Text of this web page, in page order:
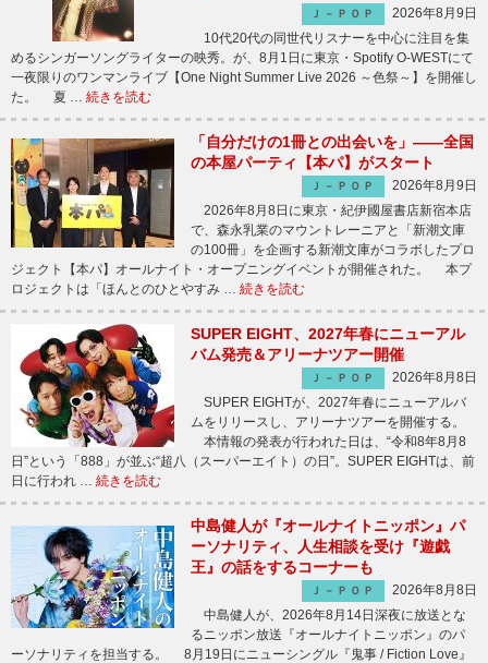
Ｊ－ＰＯＰ
2026年8月9日
10代20代の同世代リスナーを中心に注目を集
めるシンガーソングライターの映秀。が、8月1日に東京・Spotify O-WESTにて
一夜限りのワンマンライブ【One Night Summer Live 2026 ～色祭～】を開催し
た。 夏 … 続きを読む
「自分だけの1冊との出会いを」――全国
の本屋パーティ【本パ】がスタート
Ｊ－ＰＯＰ
2026年8月9日
2026年8月8日に東京・紀伊國屋書店新宿本店
で、森永乳業のマウントレーニアと「新潮文庫
の100冊」を企画する新潮文庫がコラボしたプロ
ジェクト【本パ】オールナイト・オープニングイベントが開催された。 本プ
ロジェクトは「ほんとのひとやすみ … 続きを読む
SUPER EIGHT、2027年春にニューアル
バム発売＆アリーナツアー開催
Ｊ－ＰＯＰ
2026年8月8日
SUPER EIGHTが、2027年春にニューアルバ
ムをリリースし、アリーナツアーを開催する。
本情報の発表が行われた日は、“令和8年8月8
日”という「888」が並ぶ“超八（スーパーエイト）の日”。SUPER EIGHTは、前
日に行われ … 続きを読む
中島健人が『オールナイトニッポン』パ
ーソナリティ、人生相談を受け『遊戯
王』の話をするコーナーも
Ｊ－ＰＯＰ
2026年8月8日
中島健人が、2026年8月14日深夜に放送とな
るニッポン放送『オールナイトニッポン』のパ
ーソナリティを担当する。 8月19日にニューシングル『鬼事 / Fiction Love』